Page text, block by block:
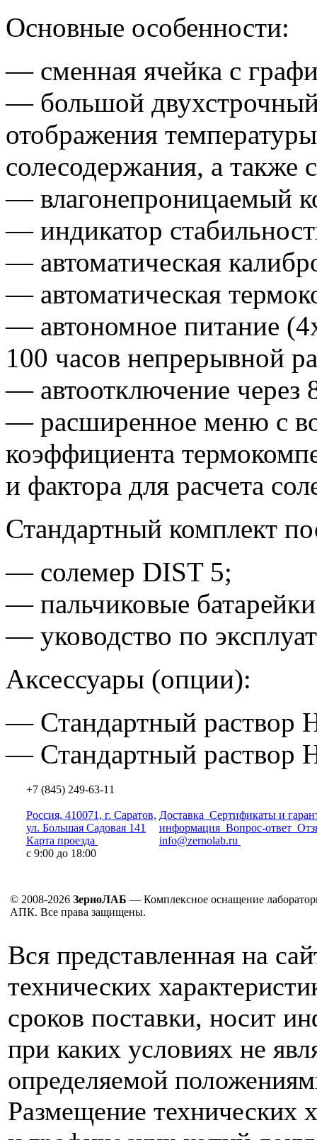
Основные особенности:
— сменная ячейка с
— большой
отображения
солесодержания, а
— влагонепроницаемый
— индикатор
— автоматическая
— автоматическая
— автономное питание
100 часов непрерывной
— автоотключение через
— расширенное меню с
коэффициента
и фактора для расчета
Стандартный комплект
— солемер DIST 5;
— пальчиковые батарейки
— уководство по
Аксессуары (опции):
— Стандартный раствор
— Стандартный раствор
+7 (845) 249-63-11
Россия, 410071, г. Саратов,
ул. Большая Садовая 141
Карта проезда
с 9:00 до 18:00
Доставка Сертификаты и
информация Вопрос-ответ
info@zernolab.ru
© 2008-2026 ЗерноЛАБ — Комплексное оснащение
АПК. Все права защищены.
Вся представленная на
технических
сроков поставки, носит
при каких условиях не
определяемой
Размещение технических